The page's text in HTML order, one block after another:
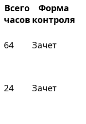
Всего
часов
Форма
контроля
64 Зачет
24 Зачет